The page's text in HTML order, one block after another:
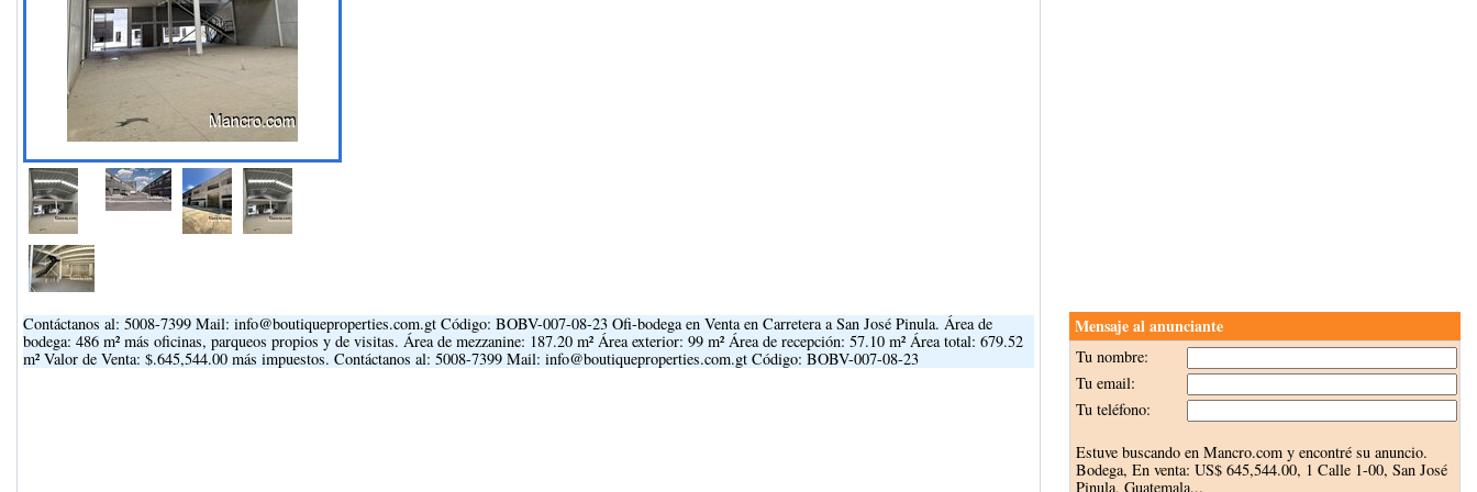
Contáctanos al: 5008-7399 Mail: info@boutiqueproperties.com.gt Código: BOBV-007-08-23 Ofi-bodega en Venta en Carretera a San José Pinula. Área de
bodega: 486 m² más oficinas, parqueos propios y de visitas. Área de mezzanine: 187.20 m² Área exterior: 99 m² Área de recepción: 57.10 m² Área total: 679.52
m² Valor de Venta: $.645,544.00 más impuestos. Contáctanos al: 5008-7399 Mail: info@boutiqueproperties.com.gt Código: BOBV-007-08-23
Mensaje al anunciante
Tu nombre:
Tu email:
Tu teléfono:
Estuve buscando en Mancro.com y encontré su anuncio.
Bodega, En venta: US$ 645,544.00, 1 Calle 1-00, San José
Pinula, Guatemala...